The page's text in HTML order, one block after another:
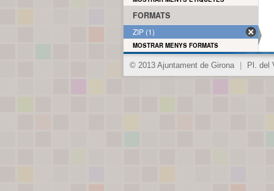
FORMATS
ZIP (1)
MOSTRAR MENYS FORMATS
© 2013 Ajuntament de Girona Pl. del